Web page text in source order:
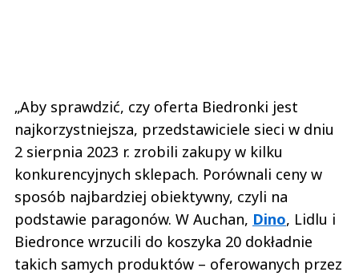
„Aby sprawdzić, czy oferta Biedronki jest
najkorzystniejsza, przedstawiciele sieci w dniu
2 sierpnia 2023 r. zrobili zakupy w kilku
konkurencyjnych sklepach. Porównali ceny w
sposób najbardziej obiektywny, czyli na
podstawie paragonów. W Auchan, Dino, Lidlu i
Biedronce wrzucili do koszyka 20 dokładnie
takich samych produktów – oferowanych przez